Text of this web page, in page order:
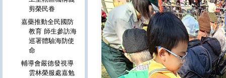
剪榮民眷
嘉藥推動全民國防
教育 師生參訪海
巡署體驗海防使
命
輔導會嚴德發視導
雲林榮服處嘉勉